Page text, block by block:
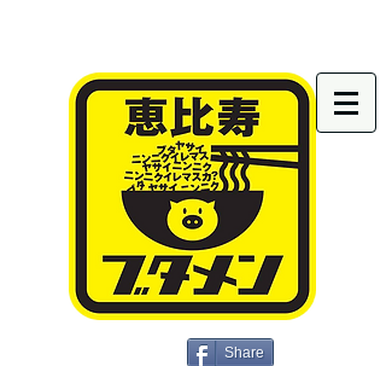
Share